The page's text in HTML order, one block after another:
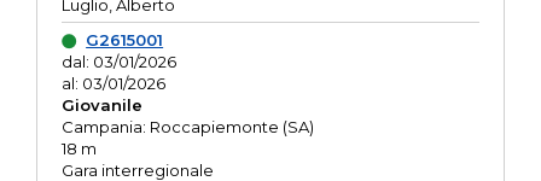
Luglio, Alberto
G2615001
dal: 03/01/2026
al: 03/01/2026
Giovanile
Campania: Roccapiemonte (SA)
18 m
Gara interregionale